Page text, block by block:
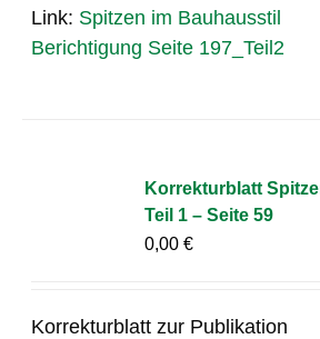
Link: Spitzen im Bauhausstil
Berichtigung Seite 197_Teil2
Korrekturblatt
Teil 1 – Seite 59
0,00€
Korrekturblatt zur Publikation